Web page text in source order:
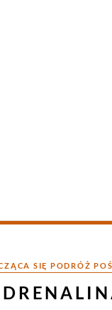
SIĘ PODRÓŻ